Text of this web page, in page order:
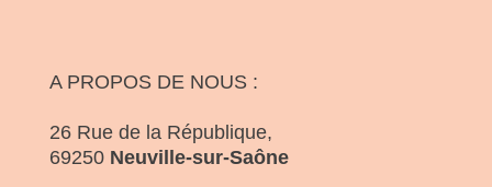
A PROPOS DE NOUS :
26 Rue de la République,
69250 Neuville-sur-Saône